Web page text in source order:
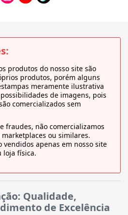
produtos do nosso site são
produtos, porém alguns
meramente ilustrativa
de imagens, pois
comercializados sem
fraudes, não comercializamos
ou similares.
vendidos apenas em nosso site
loja física.
Qualidade,
de Excelência